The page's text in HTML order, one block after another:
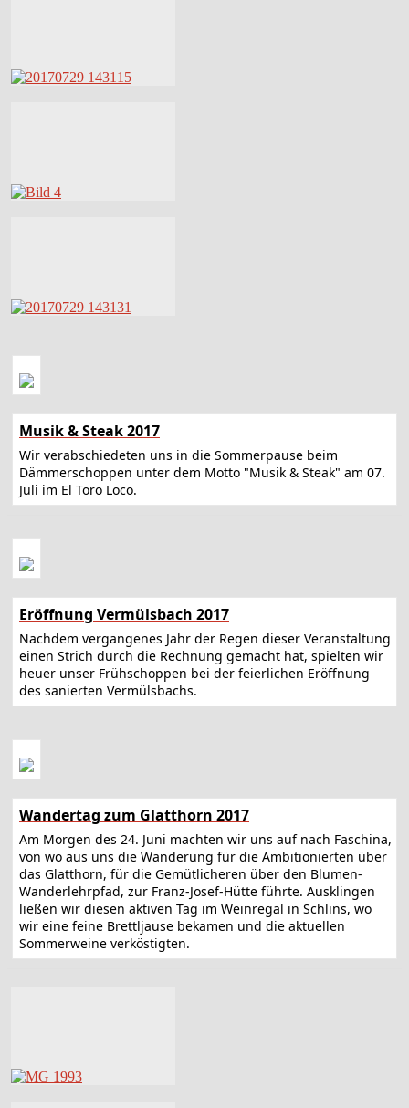
Musik & Steak 2017
Wir verabschiedeten uns in die Sommerpause beim
Dämmerschoppen unter dem Motto "Musik & Steak" am 07.
Juli im El Toro Loco.
Eröffnung Vermülsbach 2017
Nachdem vergangenes Jahr der Regen dieser Veranstaltung
einen Strich durch die Rechnung gemacht hat, spielten wir
heuer unser Frühschoppen bei der feierlichen Eröffnung
des sanierten Vermülsbachs.
Wandertag zum Glatthorn 2017
Am Morgen des 24. Juni machten wir uns auf nach Faschina,
von wo aus uns die Wanderung für die Ambitionierten über
das Glatthorn, für die Gemütlicheren über den Blumen-
Wanderlehrpfad, zur Franz-Josef-Hütte führte. Ausklingen
ließen wir diesen aktiven Tag im Weinregal in Schlins, wo
wir eine feine Brettljause bekamen und die aktuellen
Sommerweine verköstigten.